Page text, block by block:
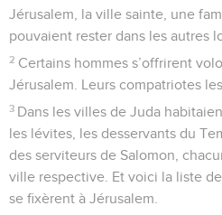
Jérusalem, la ville sainte, une
pouvaient rester dans les autres
2 Certains hommes s’offrirent
Jérusalem. Leurs compatriotes
3 Dans les villes de Juda
les lévites, les desservants du
des serviteurs de Salomon,
ville respective. Et voici la liste
se fixèrent à Jérusalem.